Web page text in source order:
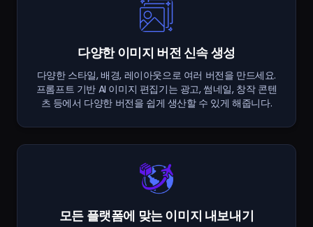
다양한 이미지 버전 신속 생성
다양한 스타일, 배경, 레이아웃으로 여러 버전을 만드세요.
프롬프트 기반 AI 이미지 편집기는 광고, 썸네일, 창작 콘텐
츠 등에서 다양한 버전을 쉽게 생산할 수 있게 해줍니다.
모든 플랫폼에 맞는 이미지 내보내기